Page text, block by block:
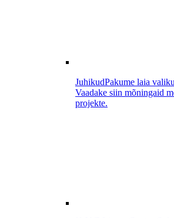
JuhikudPakume laia
Vaadake siin mõningaid
projekte.